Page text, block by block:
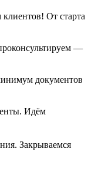
От старта
—
документов
Идём
Закрываемся